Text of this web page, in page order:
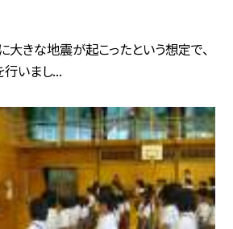
大きな地震が起こったという想定で、
いまし...